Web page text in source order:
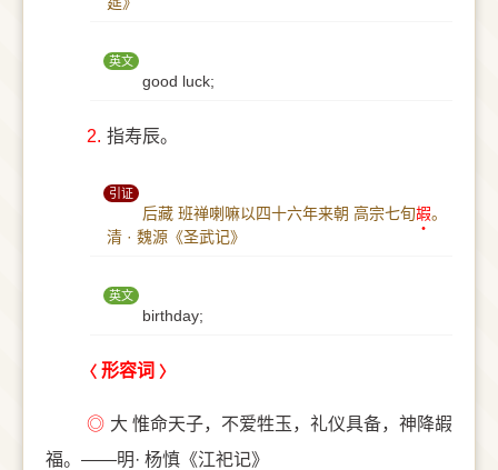
英文
good luck;
2. 指寿辰。
引证
后藏 班禅喇嘛以四十六年来朝 高宗七旬嘏。
清 · 魏源《圣武记》
英文
birthday;
形容词
◎ 大 惟命天子，不爱牲玉，礼仪具备，神降嘏
福。——明· 杨慎《江祀记》